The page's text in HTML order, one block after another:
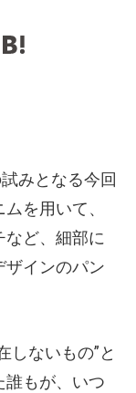
みとなる今回
を用いて、
ど、細部に
ザインのパン
しないもの”と
誰もが、いつ